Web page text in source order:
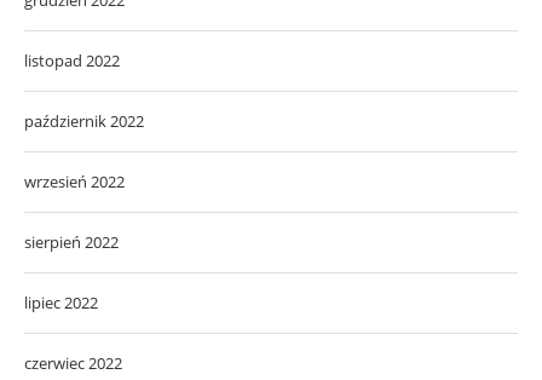
listopad 2022
październik 2022
wrzesień 2022
sierpień 2022
lipiec 2022
czerwiec 2022